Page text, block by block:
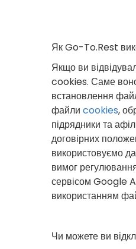
Як Go-To.Rest
Якщо ви
cookies. Саме воно
встановлення
файли cookies,
підрядники та
договірних
використовуємо
вимог
сервісом Google
використанням
Чи можете ви